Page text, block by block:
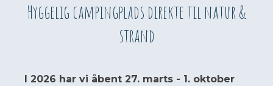
Hyggelig campingplads direkte til natur &
strand
I 2026 har vi åbent 27. marts - 1. oktober​